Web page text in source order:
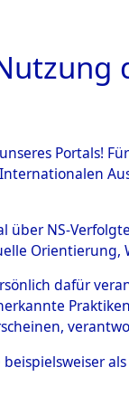
Portals!
über NS-
dafür
beispielsweiser